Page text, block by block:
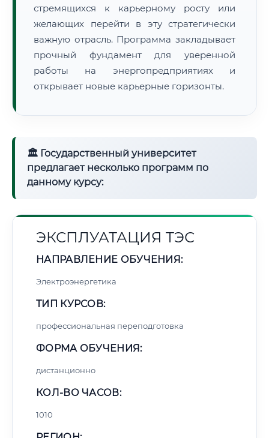
стремящихся к карьерному росту или
желающих перейти в эту стратегически
важную отрасль. Программа закладывает
прочный фундамент для уверенной
работы на энергопредприятиях и
открывает новые карьерные горизонты.
🏛 Государственный университет
предлагает несколько программ по
данному курсу:
ЭКСПЛУАТАЦИЯ ТЭС
НАПРАВЛЕНИЕ ОБУЧЕНИЯ:
Электроэнергетика
ТИП КУРСОВ:
профессиональная переподготовка
ФОРМА ОБУЧЕНИЯ:
дистанционно
КОЛ-ВО ЧАСОВ:
1010